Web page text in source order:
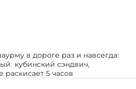
в дороге раз и навсегда:
кубинский сэндвич,
раскисает 5 часов